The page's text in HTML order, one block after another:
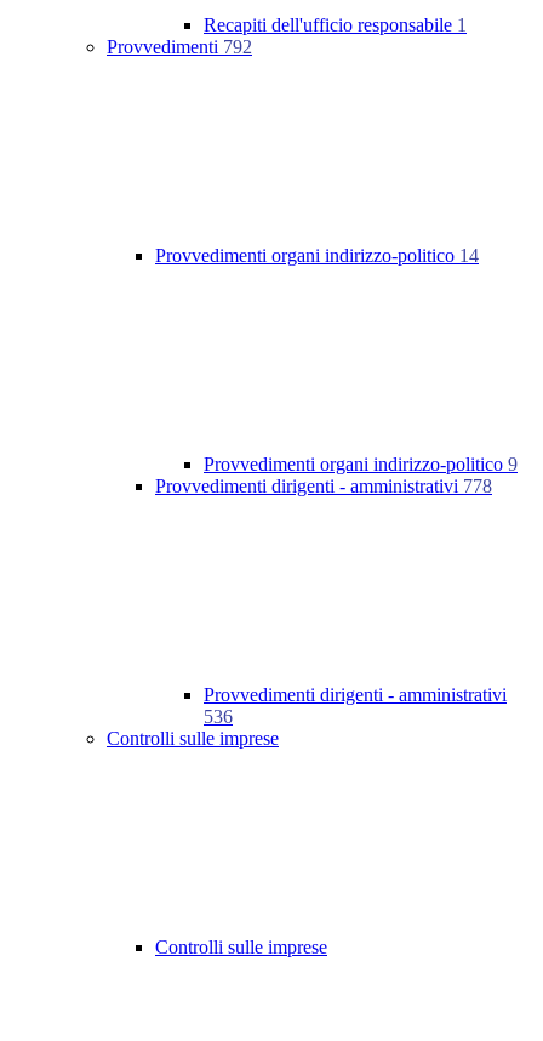
Recapiti dell'ufficio responsabile 1
Provvedimenti 792
Provvedimenti organi indirizzo-politico 14
Provvedimenti organi indirizzo-politico 9
Provvedimenti dirigenti - amministrativi 778
Provvedimenti dirigenti - amministrativi
536
Controlli sulle imprese
Controlli sulle imprese